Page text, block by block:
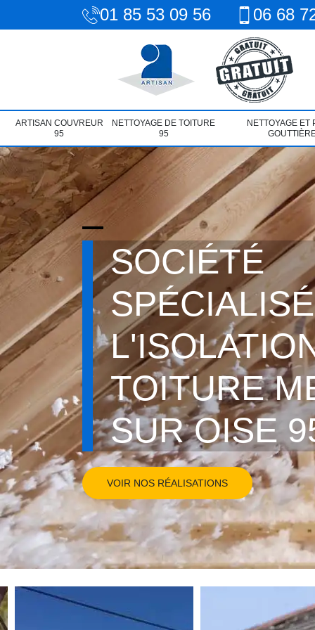
01 85 53 09 56 06 68
ARTISAN COUVREUR
95
NETTOYAGE DE TOITURE
95
NETTOYAGE ET
SOCIÉTÉ
TOITURE
SUR OISE
VOIR NOS RÉALISATIONS